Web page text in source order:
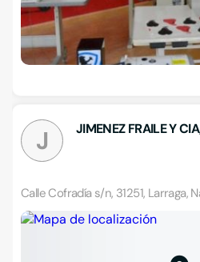
J JIMENEZ FRAILE Y
Calle Cofradía s/n, 31251, Larraga,